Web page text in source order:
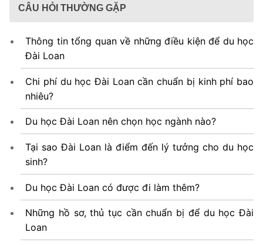
CÂU HỎI THƯỜNG GẶP
Thông tin tổng quan về những điều kiện để du học
Đài Loan
Chi phí du học Đài Loan cần chuẩn bị kinh phí bao
nhiêu?
Du học Đài Loan nên chọn học ngành nào?
Tại sao Đài Loan là điểm đến lý tưởng cho du học
sinh?
Du học Đài Loan có được đi làm thêm?
Những hồ sơ, thủ tục cần chuẩn bị để du học Đài
Loan